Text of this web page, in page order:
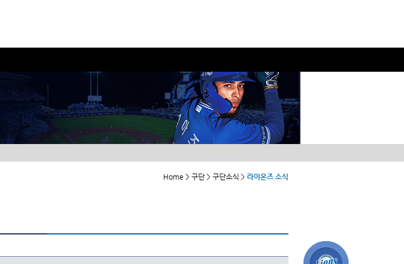
Home > 구단 > 구단소식 > 라이온즈 소식